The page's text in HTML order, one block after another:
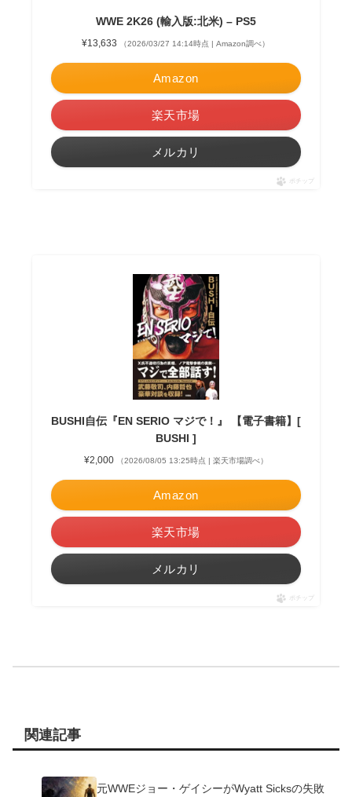
WWE 2K26 (輸入版:北米) – PS5
¥13,633 （2026/03/27 14:14時点 | Amazon調べ）
Amazon
楽天市場
メルカリ
ポチップ
BUSHI自伝『EN SERIO マジで！』 【電子書籍】[
BUSHI ]
¥2,000 （2026/08/05 13:25時点 | 楽天市場調べ）
Amazon
楽天市場
メルカリ
ポチップ
関連記事
元WWEジョー・ゲイシーがWyatt Sicksの失敗